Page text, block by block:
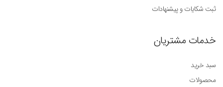
ثبت شکایات و پیشنهادات
خدمات مشتریان
سبد خرید
محصولات